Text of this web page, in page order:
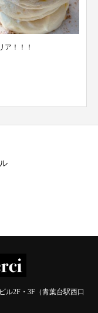
だわり③
ル2F・3F（青葉台駅西口